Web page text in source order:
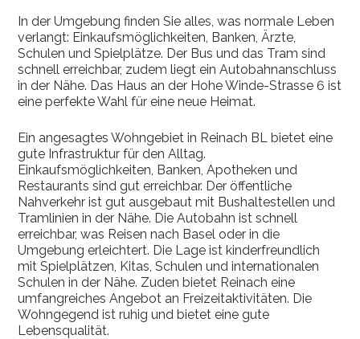
In der Umgebung finden Sie alles, was normale Leben
verlangt: Einkaufsmöglichkeiten, Banken, Ärzte,
Schulen und Spielplätze. Der Bus und das Tram sind
schnell erreichbar, zudem liegt ein Autobahnanschluss
in der Nähe. Das Haus an der Hohe Winde-Strasse 6 ist
eine perfekte Wahl für eine neue Heimat.
Ein angesagtes Wohngebiet in Reinach BL bietet eine
gute Infrastruktur für den Alltag.
Einkaufsmöglichkeiten, Banken, Apotheken und
Restaurants sind gut erreichbar. Der öffentliche
Nahverkehr ist gut ausgebaut mit Bushaltestellen und
Tramlinien in der Nähe. Die Autobahn ist schnell
erreichbar, was Reisen nach Basel oder in die
Umgebung erleichtert. Die Lage ist kinderfreundlich
mit Spielplätzen, Kitas, Schulen und internationalen
Schulen in der Nähe. Zuden bietet Reinach eine
umfangreiches Angebot an Freizeitaktivitäten. Die
Wohngegend ist ruhig und bietet eine gute
Lebensqualität.